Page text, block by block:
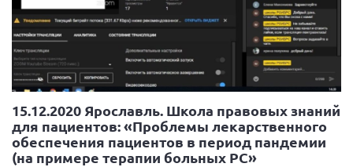
15.12.2020 Ярославль. Школа правовых знаний
для пациентов: «Проблемы лекарственного
обеспечения пациентов в период пандемии
(на примере терапии больных РС»